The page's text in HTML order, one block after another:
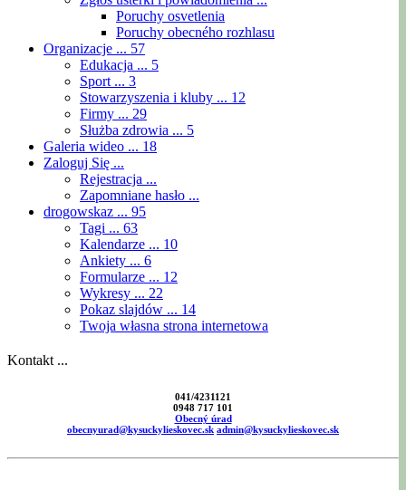
Poruchy osvetlenia
Poruchy obecného rozhlasu
Organizacje ... 57
Edukacja ... 5
Sport ... 3
Stowarzyszenia i kluby ... 12
Firmy ... 29
Służba zdrowia ... 5
Galeria wideo ... 18
Zaloguj Się ...
Rejestracja ...
Zapomniane hasło ...
drogowskaz ... 95
Tagi ... 63
Kalendarze ... 10
Ankiety ... 6
Formularze ... 12
Wykresy ... 22
Pokaz slajdów ... 14
Twoja własna strona internetowa
Kontakt ...
041/4231121
0948 717 101
Obecný úrad
obecnyurad@kysuckylieskovec.sk admin@kysuckylieskovec.sk